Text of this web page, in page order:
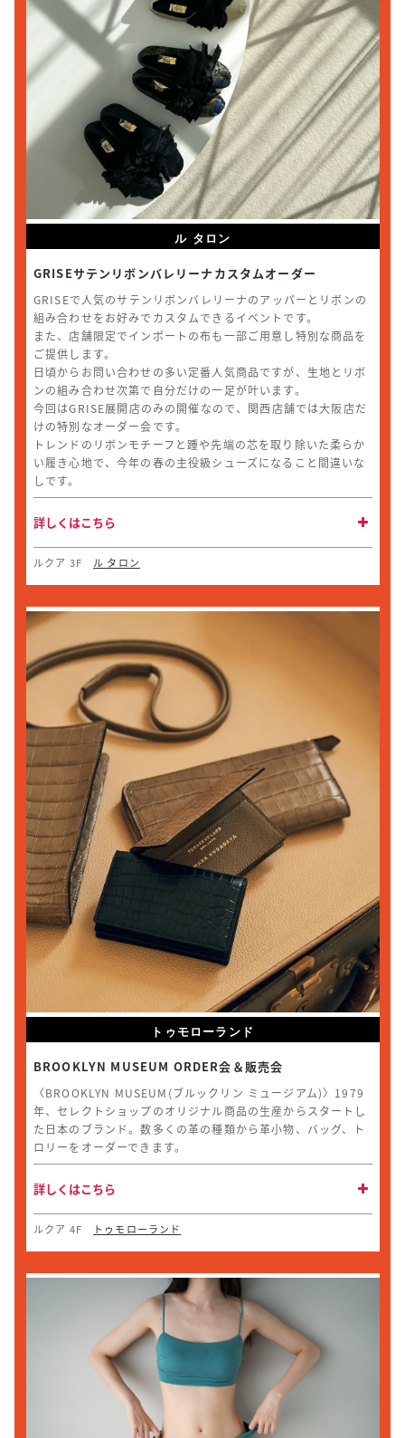
ル タロン
GRISEサテンリボンバレリーナカスタムオーダー
GRISEで人気のサテンリボンバレリーナのアッパーとリボンの
組み合わせをお好みでカスタムできるイベントです。
また、店舗限定でインポートの布も一部ご用意し特別な商品を
ご提供します。
日頃からお問い合わせの多い定番人気商品ですが、生地とリボ
ンの組み合わせ次第で自分だけの一足が叶います。
今回はGRISE展開店のみの開催なので、関西店舗では大阪店だ
けの特別なオーダー会です。
トレンドのリボンモチーフと踵や先端の芯を取り除いた柔らか
い履き心地で、今年の春の主役級シューズになること間違いな
しです。
詳しくはこちら
ルクア 3F ル タロン
トゥモローランド
BROOKLYN MUSEUM ORDER会＆販売会
〈BROOKLYN MUSEUM(ブルックリン ミュージアム)〉1979
年、セレクトショップのオリジナル商品の生産からスタートし
た日本のブランド。数多くの革の種類から革小物、バッグ、ト
ロリーをオーダーできます。
詳しくはこちら
ルクア 4F トゥモローランド